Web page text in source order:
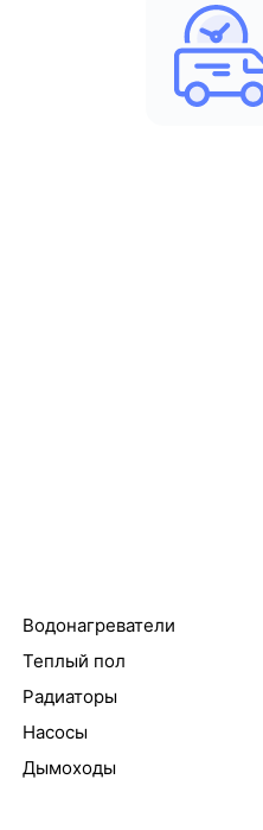
Водонагреватели
Теплый пол
Радиаторы
Насосы
Дымоходы